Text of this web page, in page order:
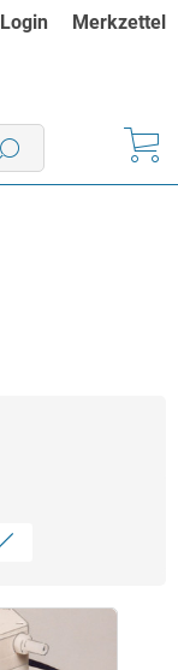
Login Merkzettel